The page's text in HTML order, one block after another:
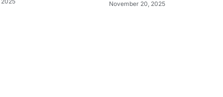
November 20, 2025